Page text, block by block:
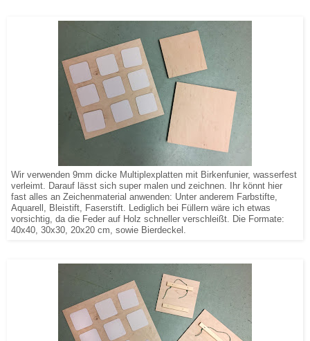
Wir verwenden 9mm dicke Multiplexplatten mit Birkenfunier, wasserfest
verleimt. Darauf lässt sich super malen und zeichnen. Ihr könnt hier
fast alles an Zeichenmaterial anwenden: Unter anderem Farbstifte,
Aquarell, Bleistift, Faserstift. Lediglich bei Füllern wäre ich etwas
vorsichtig, da die Feder auf Holz schneller verschleißt. Die Formate:
40x40, 30x30, 20x20 cm, sowie Bierdeckel.